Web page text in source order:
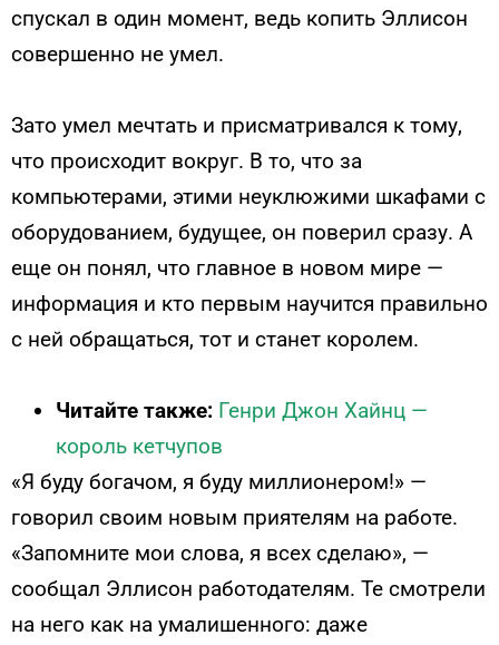
спускал в один момент, ведь копить Эллисон
совершенно не умел.
Зато умел мечтать и присматривался к тому,
что происходит вокруг. В то, что за
компьютерами, этими неуклюжими шкафами с
оборудованием, будущее, он поверил сразу. А
еще он понял, что главное в новом мире —
информация и кто первым научится правильно
с ней обращаться, тот и станет королем.
Читайте также: Генри Джон Хайнц —
король кетчупов
«Я буду богачом, я буду миллионером!» —
говорил своим новым приятелям на работе.
«Запомните мои слова, я всех сделаю», —
сообщал Эллисон работодателям. Те смотрели
на него как на умалишенного: даже